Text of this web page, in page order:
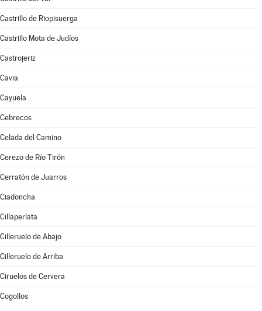
Castrillo de Riopisuerga
Castrillo Mota de Judíos
Castrojeriz
Cavia
Cayuela
Cebrecos
Celada del Camino
Cerezo de Río Tirón
Cerratón de Juarros
Ciadoncha
Cillaperlata
Cilleruelo de Abajo
Cilleruelo de Arriba
Ciruelos de Cervera
Cogollos